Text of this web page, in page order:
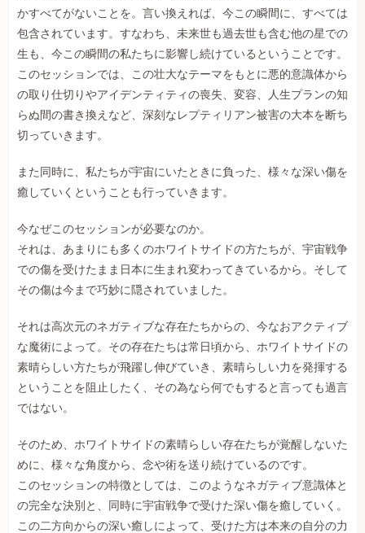
かすべてがないことを。言い換えれば、今この瞬間に、すべては
包含されています。すなわち、未来世も過去世も含む他の星での
生も、今この瞬間の私たちに影響し続けているということです。
このセッションでは、この壮大なテーマをもとに悪的意識体から
の取り仕切りやアイデンティティの喪失、変容、人生プランの知
らぬ間の書き換えなど、深刻なレプティリアン被害の大本を断ち
切っていきます。
また同時に、私たちが宇宙にいたときに負った、様々な深い傷を
癒していくということも行っていきます。
今なぜこのセッションが必要なのか。
それは、あまりにも多くのホワイトサイドの方たちが、宇宙戦争
での傷を受けたまま日本に生まれ変わってきているから。そして
その傷は今まで巧妙に隠されていました。
それは高次元のネガティブな存在たちからの、今なおアクティブ
な魔術によって。その存在たちは常日頃から、ホワイトサイドの
素晴らしい方たちが飛躍し伸びていき、素晴らしい力を発揮する
ということを阻止したく、その為なら何でもすると言っても過言
ではない。
そのため、ホワイトサイドの素晴らしい存在たちが覚醒しないた
めに、様々な角度から、念や術を送り続けているのです。
このセッションの特徴としては、このようなネガティブ意識体と
の完全な決別と、同時に宇宙戦争で受けた深い傷を癒していく。
この二方向からの深い癒しによって、受けた方は本来の自分の力